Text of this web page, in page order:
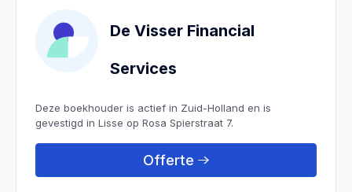
De Visser Financial
Services
Deze boekhouder is actief in Zuid-Holland en is
gevestigd in Lisse op Rosa Spierstraat 7.
Offerte